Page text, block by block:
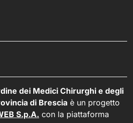
dei Medici Chirurghi e degli
di Brescia è un progetto
S.p.A. con la piattaforma